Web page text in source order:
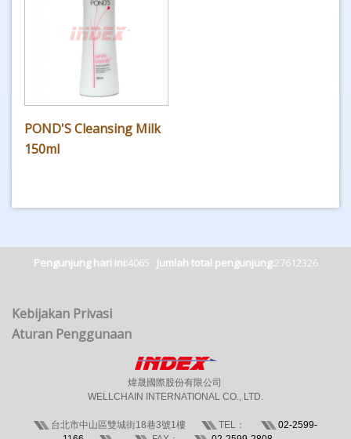
POND'S Cleansing Milk
150ml
Pengunjung hari ini:4065 Jumlah total pengunjung:27612326
Kebijakan Privasi
Aturan Penggunaan
煒晟國際股份有限公司
WELLCHAIN INTERNATIONAL CO., LTD.
台北市中山區雙城街18巷3號1樓 TEL：
02-2599-